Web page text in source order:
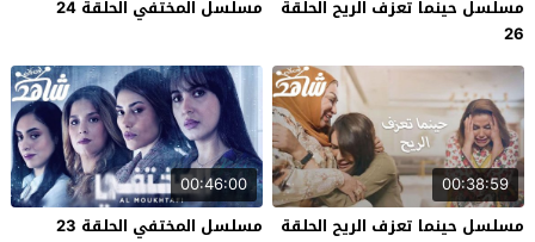
مسلسل حينما تعزف الريح الحلقة
26
مسلسل المختفي الحلقة 24
00:38:59
مسلسل حينما تعزف الريح الحلقة
00:46:00
مسلسل المختفي الحلقة 23